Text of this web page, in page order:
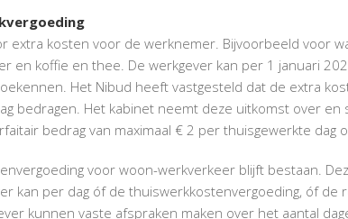
extra kosten voor de werknemer. Bijvoorbeeld voor
en koffie en thee. De werkgever kan per 1 januari
Het Nibud heeft vastgesteld dat de extra
bedragen. Het kabinet neemt deze uitkomst over en
bedrag van maximaal € 2 per thuisgewerkte dag
voor woon-werkverkeer blijft bestaan.
kan per dag óf de thuiswerkkostenvergoeding, óf de
kunnen vaste afspraken maken over het aantal